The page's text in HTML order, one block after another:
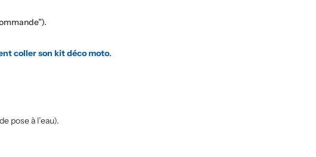
coller son kit déco moto.
pose à l’eau).